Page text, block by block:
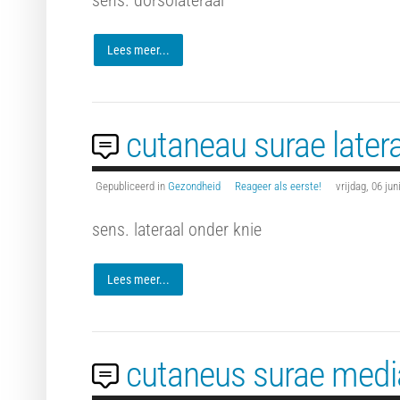
Lees meer...
cutaneau surae
Gepubliceerd in Gezondheid Reageer als eerste! vrijdag, 06
sens. lateraal onder knie
Lees meer...
cutaneus surae